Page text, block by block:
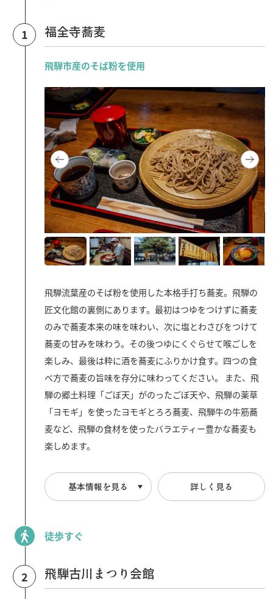
行きたいリスト
モデルコース
グルメ・おみやげ
宿泊予約
アクセス
飛騨市の６つの魅力
ひだじまん図鑑
1 福全寺蕎麦
飛騨市産のそば粉を使用
飛騨流葉産のそば粉を使用した本格手打ち蕎麦。飛騨の
匠文化館の裏側にあります。最初はつゆをつけずに蕎麦
のみで蕎麦本来の味を味わい、次に塩とわさびをつけて
蕎麦の甘みを味わう。その後つゆにくぐらせて喉ごしを
楽しみ、最後は粋に酒を蕎麦にふりかけ食す。四つの食
べ方で蕎麦の旨味を存分に味わってください。 また、飛
騨の郷土料理「ごぼ天」がのったごぼ天や、飛騨の薬草
「ヨモギ」を使ったヨモギとろろ蕎麦、飛騨牛の牛筋蕎
麦など、飛騨の食材を使ったバラエティー豊かな蕎麦も
楽しめます。
基本情報を見る 詳しく見る
徒歩すぐ
2 飛騨古川まつり会館